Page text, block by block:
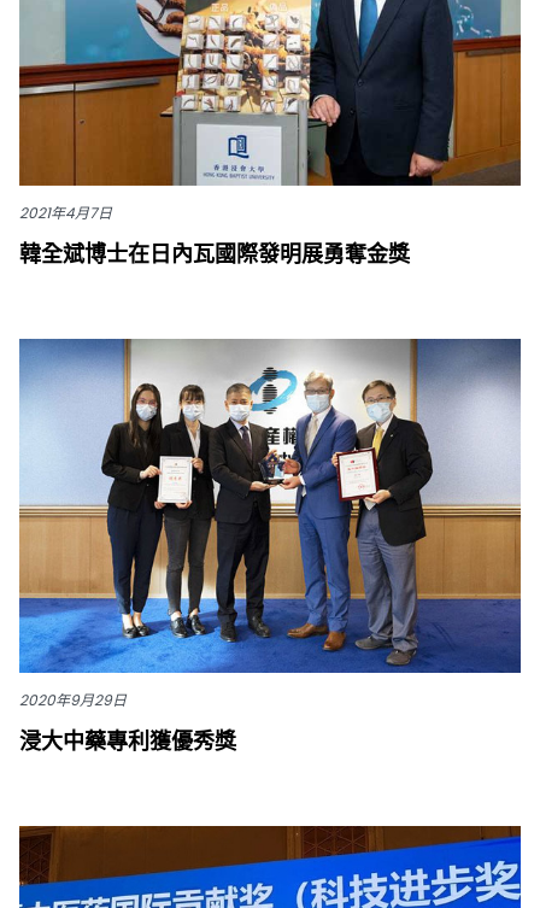
2021年4月7日
韓全斌博士在日內瓦國際發明展勇奪金獎
2020年9月29日
浸大中藥專利獲優秀獎